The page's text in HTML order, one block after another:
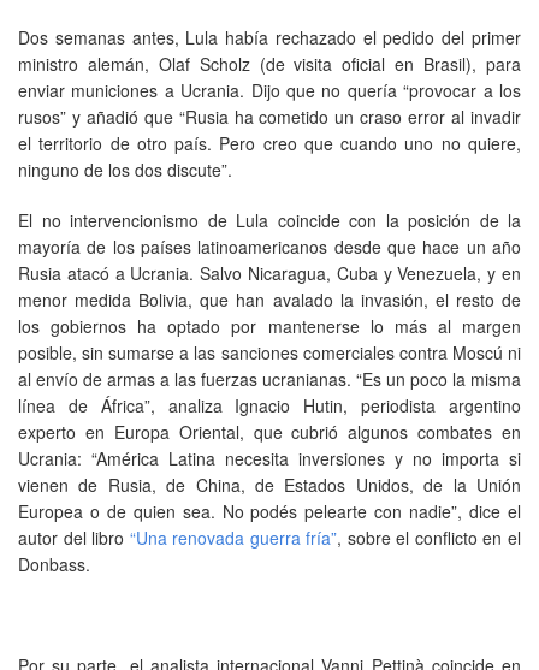
Dos semanas antes, Lula había rechazado el pedido del primer
ministro alemán, Olaf Scholz (de visita oficial en Brasil), para
enviar municiones a Ucrania. Dijo que no quería “provocar a los
rusos” y añadió que “Rusia ha cometido un craso error al invadir
el territorio de otro país. Pero creo que cuando uno no quiere,
ninguno de los dos discute”.
El no intervencionismo de Lula coincide con la posición de la
mayoría de los países latinoamericanos desde que hace un año
Rusia atacó a Ucrania. Salvo Nicaragua, Cuba y Venezuela, y en
menor medida Bolivia, que han avalado la invasión, el resto de
los gobiernos ha optado por mantenerse lo más al margen
posible, sin sumarse a las sanciones comerciales contra Moscú ni
al envío de armas a las fuerzas ucranianas. “Es un poco la misma
línea de África”, analiza Ignacio Hutin, periodista argentino
experto en Europa Oriental, que cubrió algunos combates en
Ucrania: “América Latina necesita inversiones y no importa si
vienen de Rusia, de China, de Estados Unidos, de la Unión
Europea o de quien sea. No podés pelearte con nadie”, dice el
autor del libro “Una renovada guerra fría”, sobre el conflicto en el
Donbass.
Por su parte, el analista internacional Vanni Pettinà coincide en